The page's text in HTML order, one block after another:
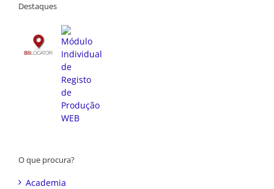
Destaques
O que procura?
Academia